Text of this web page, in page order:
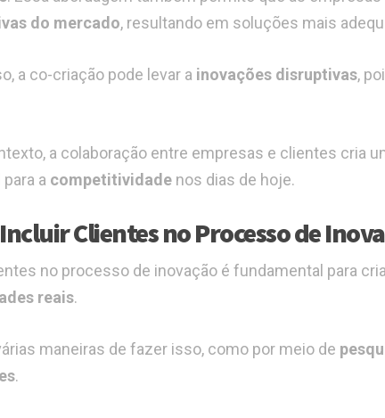
do mercado, resultando em soluções mais
a co-criação pode levar a inovações disruptivas,
a colaboração entre empresas e clientes cria
a competitividadenos dias de hoje.
Clientes no Processo de
no processo de inovação é fundamental para
reais.
maneiras de fazer isso, como por meio de
.